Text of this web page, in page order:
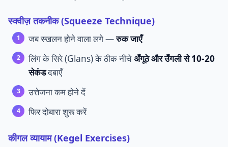
स्क्वीज़ तकनीक (Squeeze Technique)
जब स्खलन होने वाला लगे —रुक जाएँ
लिंग के सिरे (Glans) के ठीक नीचेअँगूठे और उँगली से 10-20
सेकंडदबाएँ
उत्तेजना कम होने दें
फिर दोबारा शुरू करें
कीगल व्यायाम (Kegel Exercises)